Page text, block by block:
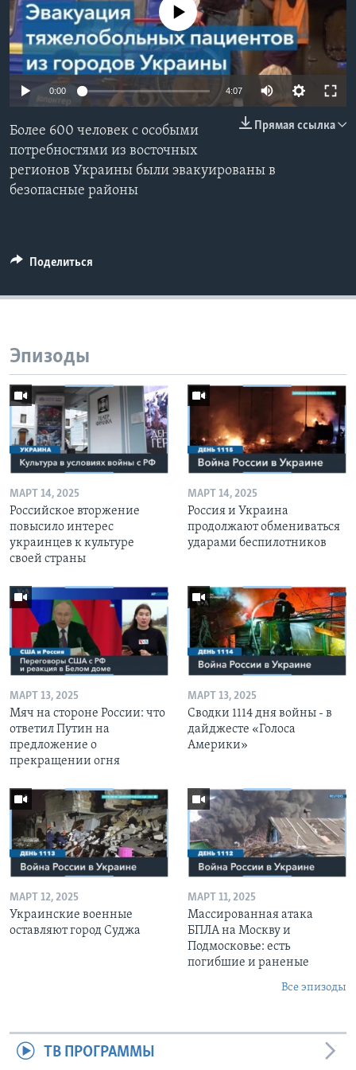
Learning English
СОЦИАЛЬНЫЕ СЕТИ
Языки
No media source currently available
0:00 4:07
Прямая ссылка
Более 600 человек с особыми
потребностями из восточных
регионов Украины были эвакуированы в
безопасные районы
Поделиться
Эпизоды
МАРТ 14, 2025
Российское вторжение
повысило интерес
украинцев к культуре
своей страны
МАРТ 14, 2025
Россия и Украина
продолжают обмениваться
ударами беспилотников
МАРТ 13, 2025
Мяч на стороне России: что
ответил Путин на
предложение о
прекращении огня
МАРТ 13, 2025
Сводки 1114 дня войны - в
дайджесте «Голоса
Америки»
МАРТ 12, 2025
Украинские военные
оставляют город Суджа
МАРТ 11, 2025
Массированная атака
БПЛА на Москву и
Подмосковье: есть
погибшие и раненые
Все эпизоды
ТВ ПРОГРАММЫ